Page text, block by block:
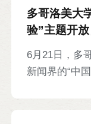
（Stevce
（Spase
（Jovan
教学和文化活
院与以上市（
多哥洛美大
验”主题开
6月21日，多
新闻界的“中